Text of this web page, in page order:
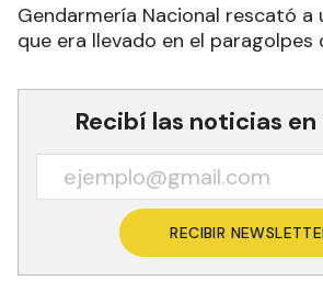
Gendarmería Nacional rescató a
que era llevado en el paragolpes
Recibí las noticias
RECIBIR